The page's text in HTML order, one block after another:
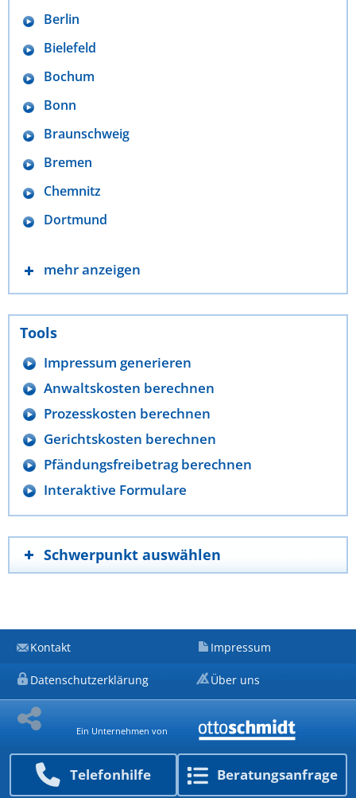
Telefon­hilfe Beratungs­anfrage
Berlin
Bielefeld
Bochum
Bonn
Braunschweig
Bremen
Chemnitz
Dortmund
mehr anzeigen
Tools
Impressum generieren
Anwaltskosten berechnen
Prozesskosten berechnen
Gerichtskosten berechnen
Pfändungsfreibetrag berechnen
Interaktive Formulare
Schwerpunkt auswählen
Kontakt Impressum
Datenschutzerklärung Über uns
Ein Unternehmen von